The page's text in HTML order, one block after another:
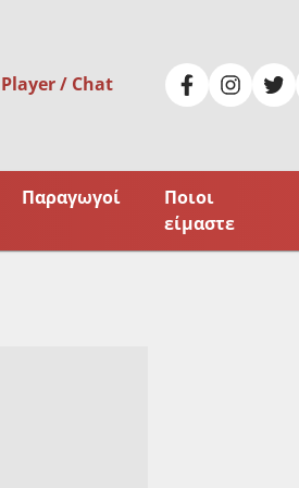
/ Chat
Παραγωγοί
Ποιοι
είμαστε